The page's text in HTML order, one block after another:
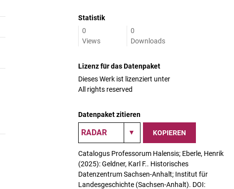
Statistik
0
Views
0
Downloads
Lizenz für das Datenpaket
Dieses Werk ist lizenziert unter
All rights reserved
Datenpaket zitieren
KOPIEREN
Catalogus Professorum Halensis; Eberle, Henrik
(2025): Geldner, Karl F.. Historisches
Datenzentrum Sachsen-Anhalt; Institut für
Landesgeschichte (Sachsen-Anhalt). DOI: